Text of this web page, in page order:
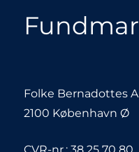
Folke Bernadottes
2100 København Ø